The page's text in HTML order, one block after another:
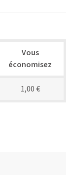
Vous
économisez
1,00 €